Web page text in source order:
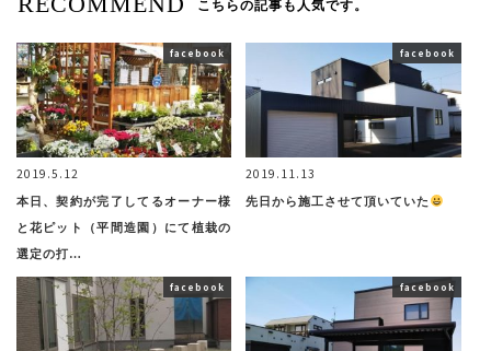
こちらの記事も人気です。
facebook
2019.5.12
本日、契約が完了してるオーナー様
と花ピット（平間造園）にて植栽の
選定の打…
facebook
2019.11.13
先日から施工させて頂いていた
facebook facebook